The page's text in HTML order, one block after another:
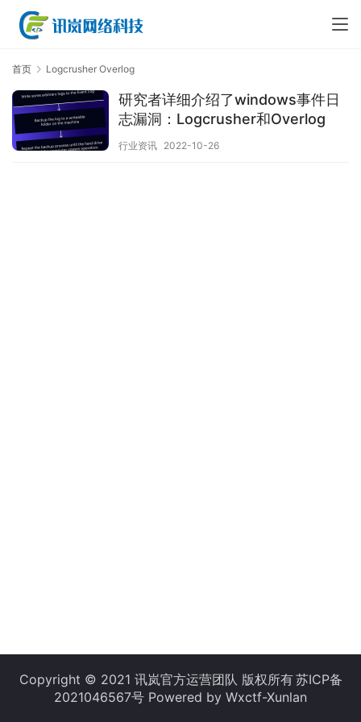
首页 Logcrusher Overlog
研究者详细介绍了windows事件日
志漏洞：Logcrusher和Overlog￼
行业资讯 2022-10-26
Copyright © 2021 讯岚官方运营团队 版权所有苏ICP备
2021046567号 Powered by Wxctf-Xunlan